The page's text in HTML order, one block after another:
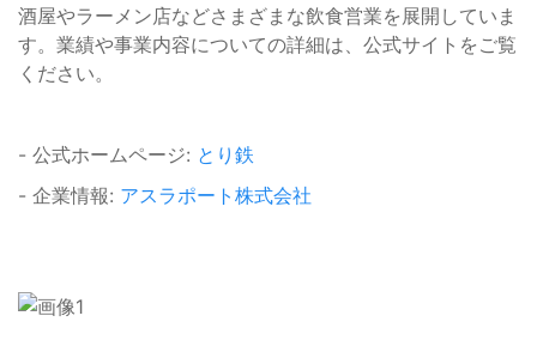
酒屋やラーメン店などさまざまな飲食営業を展開していま
す。業績や事業内容についての詳細は、公式サイトをご覧
ください。
- 公式ホームページ: とり鉄
- 企業情報: アスラポート株式会社